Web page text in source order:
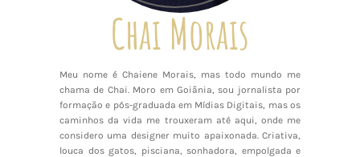
Chai Morais
Meu nome é Chaiene Morais, mas todo mundo me
chama de Chai. Moro em Goiânia, sou jornalista por
formação e pós-graduada em Mídias Digitais, mas os
caminhos da vida me trouxeram até aqui, onde me
considero uma designer muito apaixonada. Criativa,
louca dos gatos, pisciana, sonhadora, empolgada e